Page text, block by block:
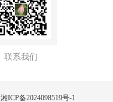
联系我们
湘ICP备2024098519号-1